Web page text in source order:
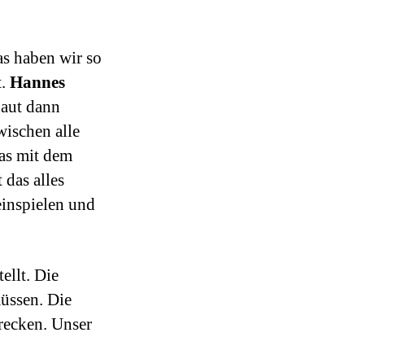
haben wir so
Hannes
dann
alle
mit dem
alles
und
Die
Die
Unser